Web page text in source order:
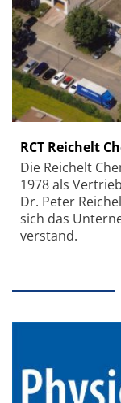
RCT Reichelt
Die Reichelt
1978 als
Dr. Peter
sich das
verstand.